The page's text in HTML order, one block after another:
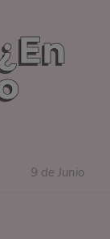
9 de Junio